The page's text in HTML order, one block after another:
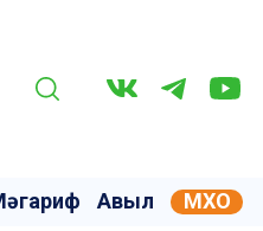
Авыл МХО